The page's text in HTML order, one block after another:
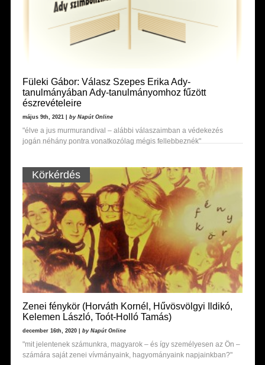
Füleki Gábor: Válasz Szepes Erika Ady-
tanulmányában Ady-tanulmányomhoz fűzött
észrevételeire
május 9th, 2021 | by Napút Online
"élve a jus murmurandival – alábbi válaszaimban a védekezés
jogán néhány pontra vonatkozólag mégis fellebbeznék"
Körkérdés
Zenei fénykör (Horváth Kornél, Hűvösvölgyi Ildikó,
Kelemen László, Toót-Holló Tamás)
december 16th, 2020 | by Napút Online
"mit jelentenek számunkra, magyarok – és így személyesen az Ön –
számára saját zenei vívmányaink, hagyományaink napjainkban?"